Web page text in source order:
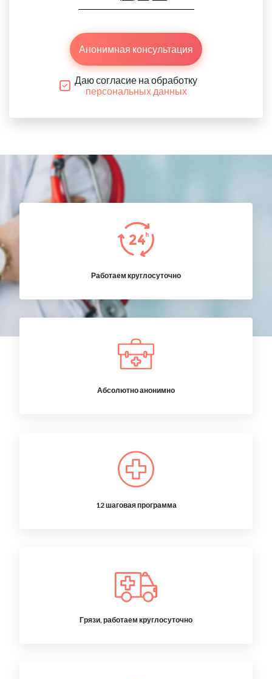
Анонимная консультация
Даю согласие на обработку
персональных данных
Работаем круглосуточно
Абсолютно анонимно
12 шаговая программа
Грязи, работаем круглосуточно